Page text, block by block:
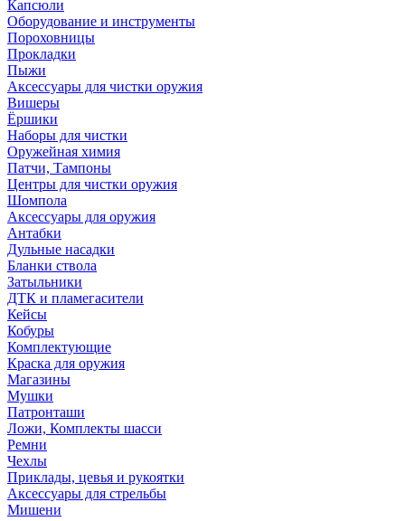
Капсюли
Оборудование и инструменты
Пороховницы
Прокладки
Пыжи
Аксессуары для чистки оружия
Вишеры
Ёршики
Наборы для чистки
Оружейная химия
Патчи, Тампоны
Центры для чистки оружия
Шомпола
Аксессуары для оружия
Антабки
Дульные насадки
Бланки ствола
Затыльники
ДТК и пламегасители
Кейсы
Кобуры
Комплектующие
Краска для оружия
Магазины
Мушки
Патронташи
Ложи, Комплекты шасси
Ремни
Чехлы
Приклады, цевья и рукоятки
Аксессуары для стрельбы
Мишени